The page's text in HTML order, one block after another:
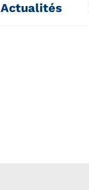
Actualités